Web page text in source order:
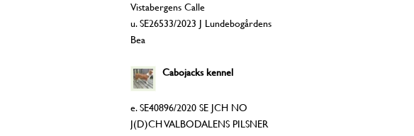
Vistabergens Calle
u. SE26533/2023 J Lundebogårdens
Bea
Cabojacks kennel
e. SE40896/2020 SE JCH NO
J(D)CH VALBODALENS PILSNER